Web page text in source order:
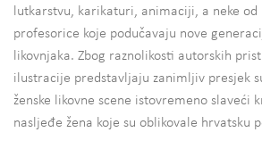
lutkarstvu, karikaturi, animaciji, a neke od
profesorice koje podučavaju nove
likovnjaka. Zbog raznolikosti autorskih
ilustracije predstavljaju zanimljiv presjek
ženske likovne scene istovremeno slaveći
nasljeđe žena koje su oblikovale hrvatsku